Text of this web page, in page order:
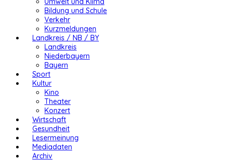
Bildung und Schule
Verkehr
Kurzmeldungen
Landkreis / NB / BY
Landkreis
Niederbayern
Bayern
Sport
Kultur
Kino
Theater
Konzert
Wirtschaft
Gesundheit
Lesermeinung
Mediadaten
Archiv